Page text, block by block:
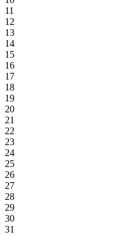
11
12
13
14
15
16
17
18
19
20
21
22
23
24
25
26
27
28
29
30
31